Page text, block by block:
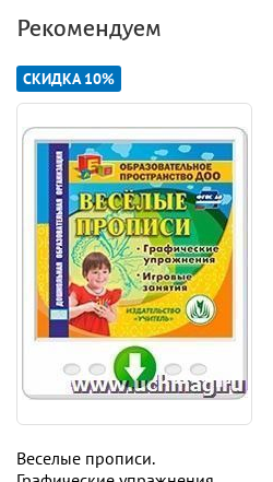
Рекомендуем
СКИДКА 10%
Веселые прописи.